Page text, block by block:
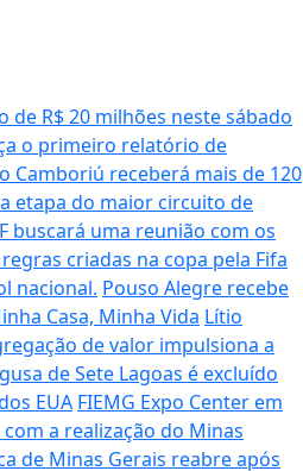
de R$ 20 milhões neste sábado
o primeiro relatório de
Camboriú receberá mais de 120
etapa do maior circuito de
buscará uma reunião com os
criadas na copa pela Fifa
nacional. Pouso Alegre recebe
Casa, Minha Vida Lítio
de valor impulsiona a
de Sete Lagoas é excluído
EUA FIEMG Expo Center em
a realização do Minas
de Minas Gerais reabre após